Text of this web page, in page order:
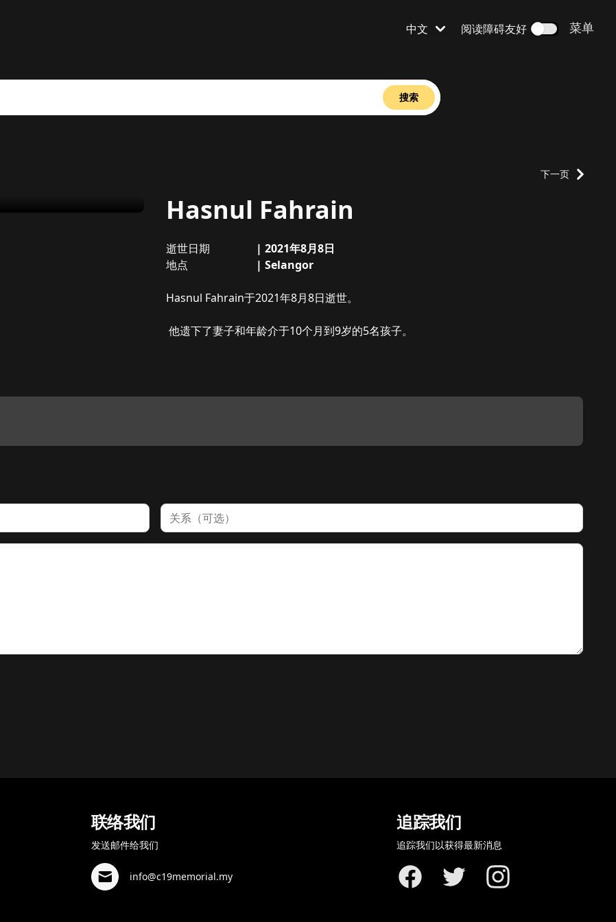
语言设置为
中文 阅读障碍友好 打开
菜单
搜索
下一页
Hasnul Fahrain
逝世日期 | 2021年8月8日
地点
| Selangor
关于Hasnul Fahrain
Hasnul Fahrain于2021年8月8日逝世。
他遗下了妻子和年龄介于10个月到9岁的5名孩子。
关系
联络我们
发送邮件给我们
info@c19memorial.my
追踪我们
追踪我们以获得最新消息
FacebookTwitter Instagram